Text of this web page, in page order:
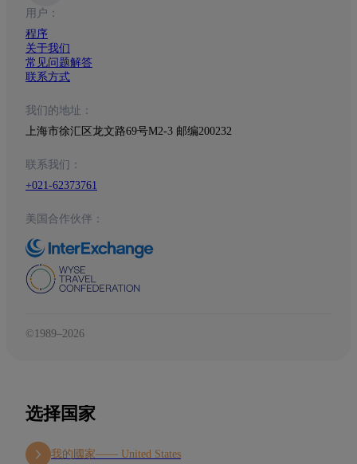
用户：
程序
关于我们
常见问题解答
联系方式
我们的地址：
上海市徐汇区龙文路69号M2-3 邮编200232
联系我们：
+021-62373761
美国合作伙伴：
©1989–2026
选择国家
我的國家—— United States